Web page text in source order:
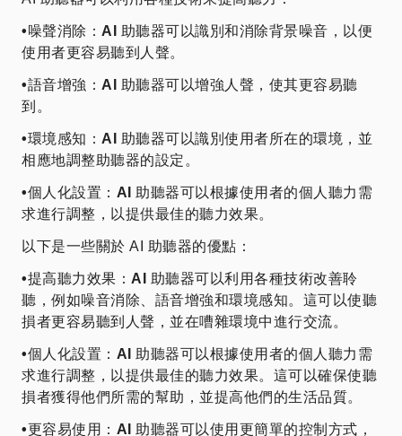
•噪聲消除： AI
助聽器可以識別和消除背景噪音，以便
使用者更容易聽到人聲。
•語音增強： AI
助聽器可以增強人聲，使其更容易聽
到。
•環境感知： AI
助聽器可以識別使用者所在的環境，並
相應地調整助聽器的設定。
•個人化設置： AI
助聽器可以根據使用者的個人聽力需
求進行調整，以提供最佳的聽力效果。
以下是一些關於 AI 助聽器的優點：
•提高聽力效果： AI
助聽器可以利用各種技術改善聆
聽，例如噪音消除、語音增強和環境感知。這可以使聽
損者更容易聽到人聲，並在嘈雜環境中進行交流。
•個人化設置： AI
助聽器可以根據使用者的個人聽力需
求進行調整，以提供最佳的聽力效果。這可以確保使聽
損者獲得他們所需的幫助，並提高他們的生活品質。
•更容易使用： AI
助聽器可以使用更簡單的控制方式，